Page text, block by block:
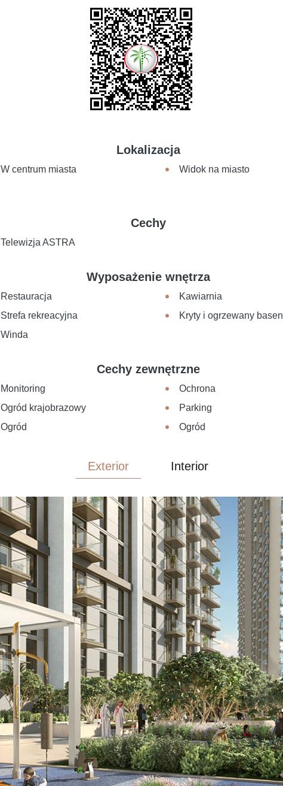
Lokalizacja
W centrum miasta Widok na miasto
Cechy
Telewizja ASTRA
Wyposażenie wnętrza
Restauracja Kawiarnia
Strefa rekreacyjna Kryty i ogrzewany basen
Winda
Cechy zewnętrzne
Monitoring Ochrona
Ogród krajobrazowy Parking
Ogród Ogród
Exterior Interior